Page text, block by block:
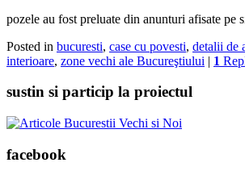
pozele au fost preluate din anunturi afisate pe
Posted in bucuresti, case cu povesti, detalii de
interioare, zone vechi ale Bucureştiului | 1
sustin si particip la proiectul
facebook